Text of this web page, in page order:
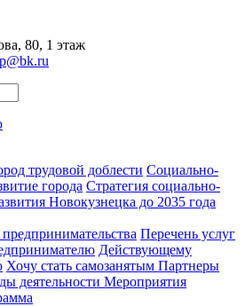
80, 1 этаж
трудовой доблести Социально-
города Стратегия социально-
Новокузнецка до 2035 года
Перечень услуг
Действующему
Хочу стать самозанятым Партнеры
деятельности Мероприятия